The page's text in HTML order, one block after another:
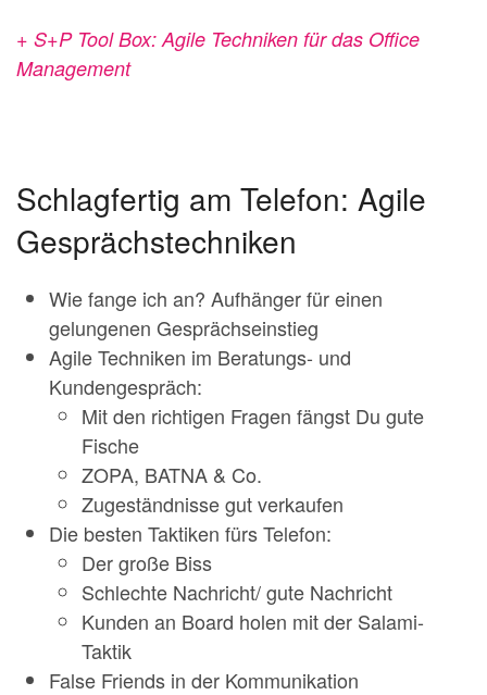
+ S+P Tool Box: Agile Techniken für das Office
Management
Schlagfertig am Telefon: Agile
Gesprächstechniken
Wie fange ich an? Aufhänger für einen
gelungenen Gesprächseinstieg
Agile Techniken im Beratungs- und
Kundengespräch:
Mit den richtigen Fragen fängst Du gute
Fische
ZOPA, BATNA & Co.
Zugeständnisse gut verkaufen
Die besten Taktiken fürs Telefon:
Der große Biss
Schlechte Nachricht/ gute Nachricht
Kunden an Board holen mit der Salami-
Taktik
False Friends in der Kommunikation